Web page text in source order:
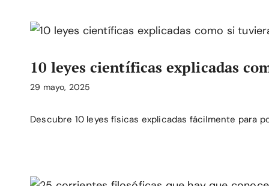
10 leyes científicas explicadas
29 mayo, 2025
Descubre 10 leyes físicas explicadas fácilmente para